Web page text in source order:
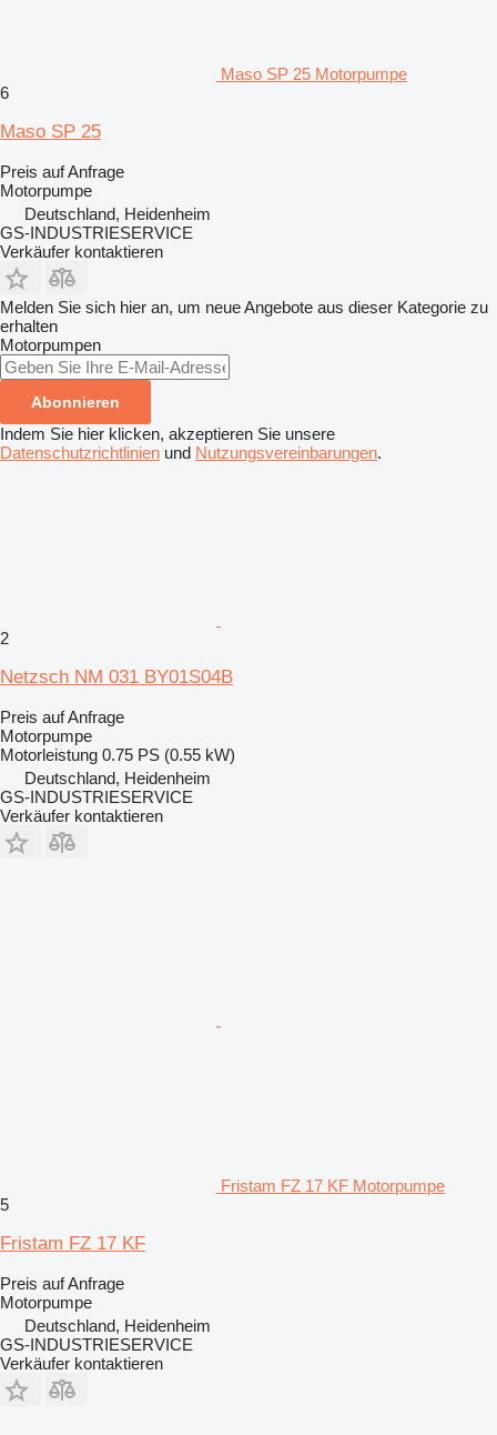
Maso SP 25 Motorpumpe
6
Maso SP 25
Preis auf Anfrage
Motorpumpe
Deutschland, Heidenheim
GS-INDUSTRIESERVICE
Verkäufer kontaktieren
Melden Sie sich hier an, um neue Angebote aus dieser Kategorie zu
erhalten
Motorpumpen
Abonnieren
Indem Sie hier klicken, akzeptieren Sie unsere
Datenschutzrichtlinien und Nutzungsvereinbarungen.
2
Netzsch NM 031 BY01S04B
Preis auf Anfrage
Motorpumpe
Motorleistung 0.75 PS (0.55 kW)
Deutschland, Heidenheim
GS-INDUSTRIESERVICE
Verkäufer kontaktieren
Fristam FZ 17 KF Motorpumpe
5
Fristam FZ 17 KF
Preis auf Anfrage
Motorpumpe
Deutschland, Heidenheim
GS-INDUSTRIESERVICE
Verkäufer kontaktieren